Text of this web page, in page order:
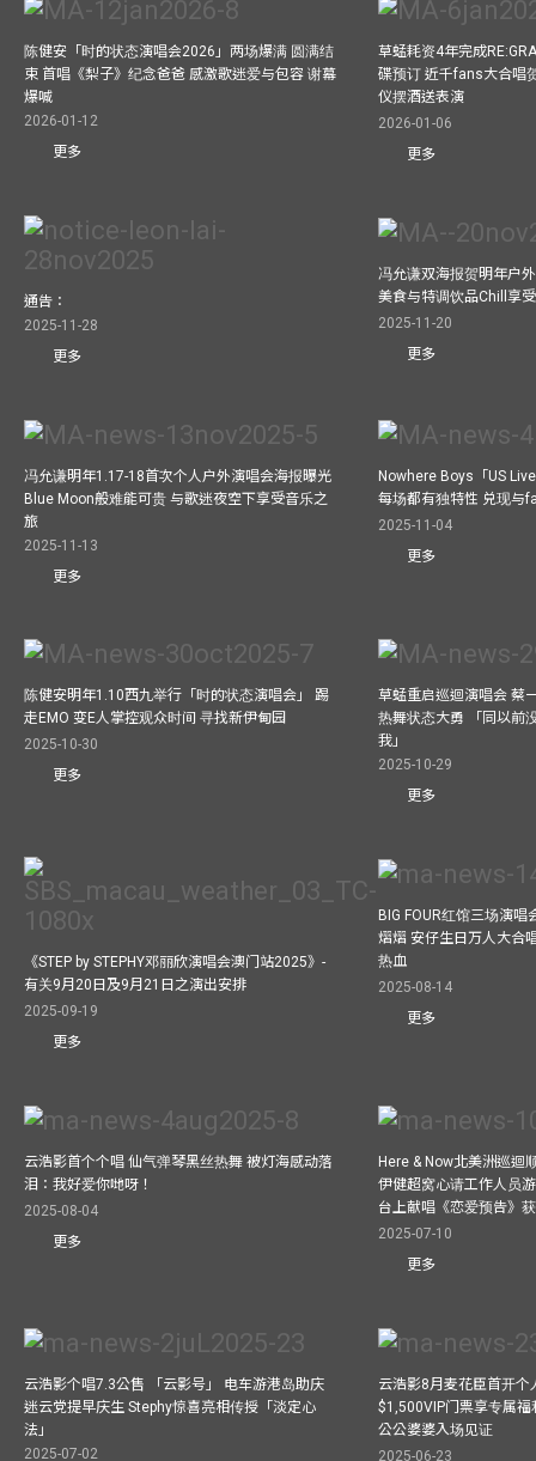
陈健安「时的状态演唱会2026」两场爆满 圆满结
束 首唱《梨子》纪念爸爸 感激歌迷爱与包容 谢幕
爆喊
2026-01-12
更多
草蜢耗资4年完成
碟预订 近千fans大合唱
仪摆酒送表演
2026-01-06
更多
通告：
2025-11-28
更多
冯允谦双海报贺明年户
美食与特调饮品Chill享
2025-11-20
更多
冯允谦明年1.17-18首次个人户外演唱会海报曝光
Blue Moon般难能可贵 与歌迷夜空下享受音乐之
旅
2025-11-13
更多
Nowhere Boys「US
每场都有独特性 兑现与
2025-11-04
更多
陈健安明年1.10西九举行「时的状态演唱会」 踢
走EMO 变E人掌控观众时间 寻找新伊甸园
2025-10-30
更多
草蜢重启巡迴演唱会 蔡
热舞状态大勇 「同以前
我」
2025-10-29
更多
《STEP by STEPHY邓丽欣演唱会澳门站2025》-
有关9月20日及9月21日之演出安排
2025-09-19
更多
BIG FOUR红馆三场演
熠熠 安仔生日万人大合
热血
2025-08-14
更多
云浩影首个个唱 仙气弹琴黑丝热舞 被灯海感动落
泪：我好爱你哋呀！
2025-08-04
更多
Here & Now北美洲巡迴
伊健超窝心请工作人员
台上献唱《恋爱预告》
2025-07-10
更多
云浩影个唱7.3公售 「云影号」 电车游港岛助庆
迷云党提早庆生 Stephy惊喜亮相传授「淡定心
法」
2025-07-02
云浩影8月麦花臣首开
$1,500VIP门票享专属
公公婆婆入场见证
2025-06-23